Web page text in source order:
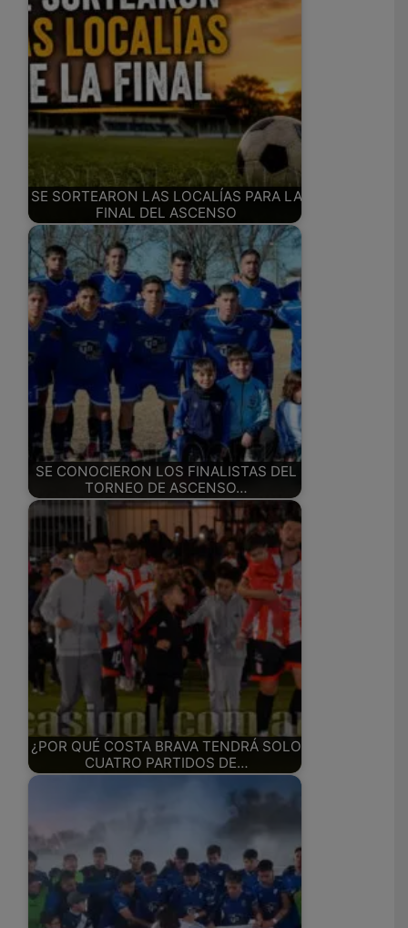
SE SORTEARON LAS LOCALÍAS PARA LA
FINAL DEL ASCENSO
SE CONOCIERON LOS FINALISTAS DEL
TORNEO DE ASCENSO…
¿POR QUÉ COSTA BRAVA TENDRÁ SOLO
CUATRO PARTIDOS DE…